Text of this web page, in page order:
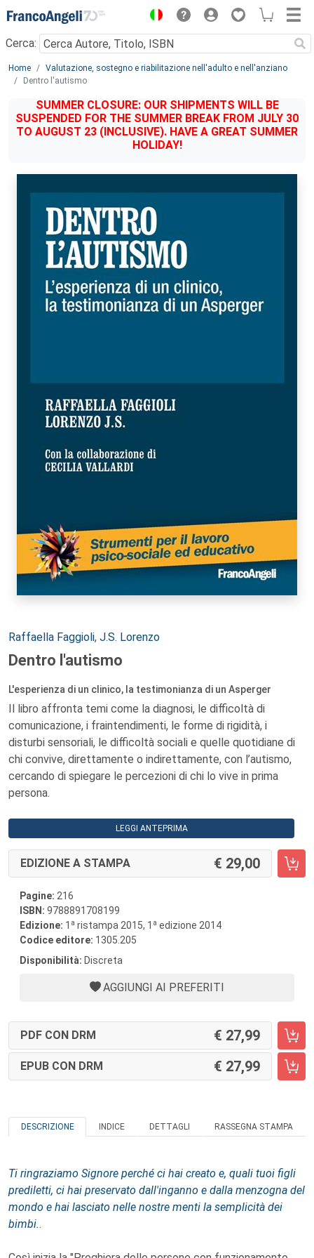
Menu
Cerca:
Main content
Home
Valutazione, sostegno e riabilitazione nell'adulto e nell'anziano
Dentro l'autismo
SUMMER CLOSURE: OUR SHIPMENTS WILL BE
SUSPENDED FOR THE SUMMER BREAK FROM JULY 30
TO AUGUST 23 (INCLUSIVE). HAVE A GREAT SUMMER
HOLIDAY!
Autori:
Raffaella Faggioli, J.S. Lorenzo
Dentro l'autismo
L'esperienza di un clinico, la testimonianza di un Asperger
Il libro affronta temi come la diagnosi, le difficoltà di
comunicazione, i fraintendimenti, le forme di rigidità, i
disturbi sensoriali, le difficoltà sociali e quelle quotidiane di
chi convive, direttamente o indirettamente, con l’autismo,
cercando di spiegare le percezioni di chi lo vive in prima
persona.
LEGGI ANTEPRIMA
EDIZIONE A STAMPA 29,00
Pagine: 216
ISBN: 9788891708199
Edizione: 1 a ristampa 2015, 1 a edizione 2014
Codice editore: 1305.205
Disponibilità: Discreta
AGGIUNGI AI PREFERITI
PDF CON DRM 27,99
EPUB CON DRM 27,99
DESCRIZIONE INDICE DETTAGLI RASSEGNA STAMPA
Ti ringraziamo Signore perché ci hai creato e, quali tuoi figli
prediletti, ci hai preservato dall'inganno e dalla menzogna del
mondo e hai lasciato nelle nostre menti la semplicità dei
bimbi..